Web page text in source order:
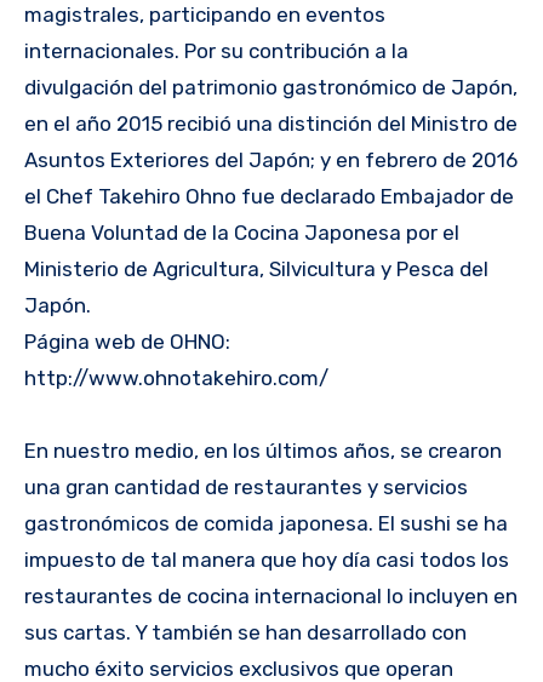
magistrales, participando en eventos
internacionales. Por su contribución a la
divulgación del patrimonio gastronómico de Japón,
en el año 2015 recibió una distinción del Ministro de
Asuntos Exteriores del Japón; y en febrero de 2016
el Chef Takehiro Ohno fue declarado Embajador de
Buena Voluntad de la Cocina Japonesa por el
Ministerio de Agricultura, Silvicultura y Pesca del
Japón.
Página web de OHNO:
http://www.ohnotakehiro.com/
En nuestro medio, en los últimos años, se crearon
una gran cantidad de restaurantes y servicios
gastronómicos de comida japonesa. El sushi se ha
impuesto de tal manera que hoy día casi todos los
restaurantes de cocina internacional lo incluyen en
sus cartas. Y también se han desarrollado con
mucho éxito servicios exclusivos que operan